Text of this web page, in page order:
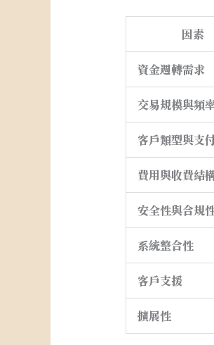
因素
資金週轉需求
交易規模與頻
客戶類型與支
費用與收費結
安全性與合規
系統整合性
客戶支援
擴展性